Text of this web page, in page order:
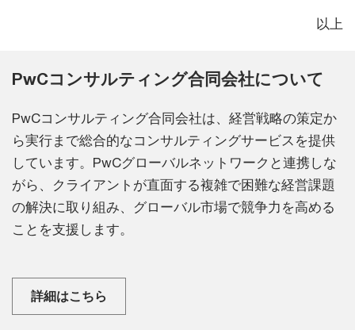
以上
PwCコンサルティング合同会社について
PwCコンサルティング合同会社は、経営戦略の策定か
ら実行まで総合的なコンサルティングサービスを提供
しています。PwCグローバルネットワークと連携しな
がら、クライアントが直面する複雑で困難な経営課題
の解決に取り組み、グローバル市場で競争力を高める
ことを支援します。
詳細はこちら